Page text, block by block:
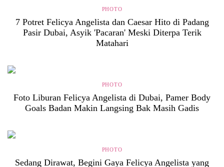
PHOTO
7 Potret Felicya Angelista dan Caesar Hito di Padang
Pasir Dubai, Asyik 'Pacaran' Meski Diterpa Terik
Matahari
PHOTO
Foto Liburan Felicya Angelista di Dubai, Pamer Body
Goals Badan Makin Langsing Bak Masih Gadis
PHOTO
Sedang Dirawat, Begini Gaya Felicya Angelista yang